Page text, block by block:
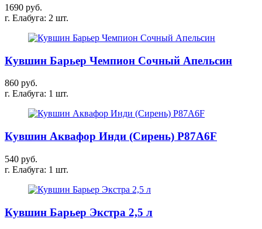
1690 руб.
г. Елабуга: 2 шт.
Кувшин Барьер Чемпион Сочный Апельсин
860 руб.
г. Елабуга: 1 шт.
Кувшин Аквафор Инди (Сирень) P87А6F
540 руб.
г. Елабуга: 1 шт.
Кувшин Барьер Экстра 2,5 л